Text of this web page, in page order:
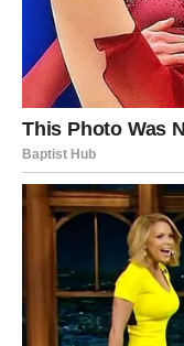
Ono što dolazi ima
ostalo u prošlosti.
Zato budite
PRED
PUNO
Lavovi, ova poruka
Ona dolazi kao